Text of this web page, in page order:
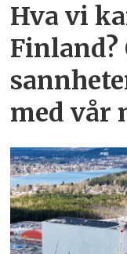
Hva vi
Finland?
med vår